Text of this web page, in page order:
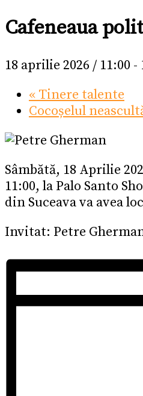
Cafeneaua
18 aprilie 2026 / 11:00 -
« Tinere talente
Cocoșelul
Sâmbătă, 18 Aprilie
11:00, la Palo Santo
din Suceava va avea loc
Invitat: Petre